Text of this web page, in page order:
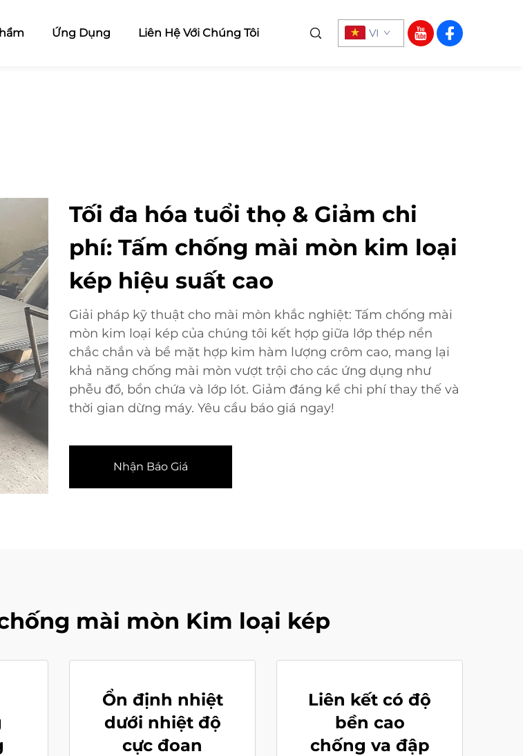
Ứng Dụng Liên Hệ Với Chúng Tôi VI
Tối đa hóa tuổi thọ & Giảm chi
phí: Tấm chống mài mòn kim loại
kép hiệu suất cao
Giải pháp kỹ thuật cho mài mòn khắc nghiệt: Tấm chống mài
mòn kim loại kép của chúng tôi kết hợp giữa lớp thép nền
chắc chắn và bề mặt hợp kim hàm lượng crôm cao, mang lại
khả năng chống mài mòn vượt trội cho các ứng dụng như
phễu đổ, bồn chứa và lớp lót. Giảm đáng kể chi phí thay thế và
thời gian dừng máy. Yêu cầu báo giá ngay!
Nhận Báo Giá
mài mòn Kim loại kép
Ổn định nhiệt
dưới nhiệt độ
cực đoan
Liên kết có độ
bền cao
chống va đập